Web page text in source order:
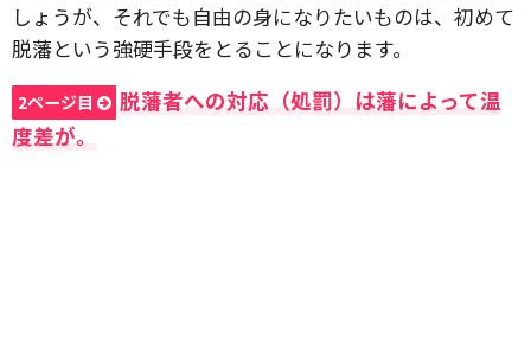
しょうが、それでも自由の身になりたいものは、初めて
脱藩という強硬手段をとることになります。
2ページ目
脱藩者への対応（処罰）は藩によって温
度差が。